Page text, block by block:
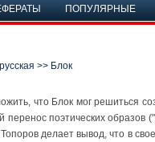
ПОПУЛЯРНЫЕ
>> Блок
что Блок мог решиться
перенос поэтических образов
Топоров делает вывод, что в